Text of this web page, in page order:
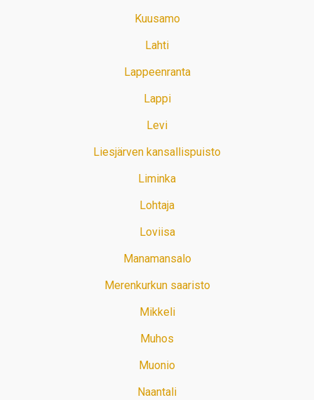
Kuusamo
Lahti
Lappeenranta
Lappi
Levi
Liesjärven kansallispuisto
Liminka
Lohtaja
Loviisa
Manamansalo
Merenkurkun saaristo
Mikkeli
Muhos
Muonio
Naantali